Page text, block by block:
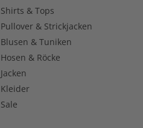
Shirts & Tops
Pullover & Strickjacken
Blusen & Tuniken
Hosen & Röcke
Jacken
Kleider
Sale